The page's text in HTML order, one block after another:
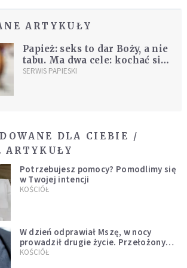
ARTYKUŁY
Papież: seks to dar Boży, a nie
tabu. Ma dwa cele: kochać się
i powoływać życie
SERWIS PAPIESKI
DLA CIEBIE /
ARTYKUŁY
Potrzebujesz pomocy? Pomodlimy się
w Twojej intencji
KOŚCIÓŁ
W dzień odprawiał Mszę, w nocy
prowadził drugie życie. Przełożony
kazał mu opuścić zakon
KOŚCIÓŁ